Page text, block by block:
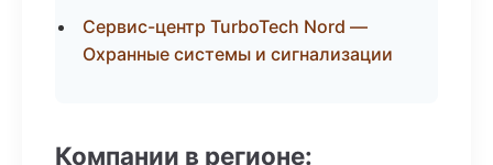
Сервис-центр TurboTech Nord —
Охранные системы и сигнализации
Компании в регионе: